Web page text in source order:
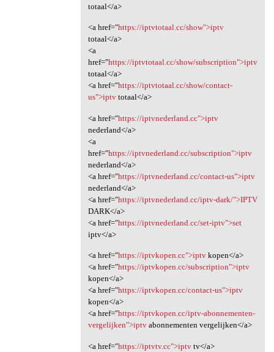
totaal</a>
<a href="https://iptvtotaal.cc/show">iptv
totaal</a>
<a
href="https://iptvtotaal.cc/show/subscription">iptv
totaal</a>
<a href="https://iptvtotaal.cc/show/contact-
us">iptvtotaal</a>
<a href="https://iptvnederland.cc">iptv
nederland</a>
<a
href="https://iptvnederland.cc/subscription">iptv
nederland</a>
<a href="https://iptvnederland.cc/contact-us">iptv
nederland</a>
<a href="https://iptvnederland.cc/iptv-dark/">IPTV
DARK</a>
<a href="https://iptvnederland.cc/set-iptv">set
iptv</a>
<a href="https://iptvkopen.cc">iptvkopen</a>
<a href="https://iptvkopen.cc/subscription">iptv
kopen</a>
<a href="https://iptvkopen.cc/contact-us">iptv
kopen</a>
<a href="https://iptvkopen.cc/iptv-abonnementen-
vergelijken">iptvabonnementen vergelijken</a>
<a href="https://iptvtv.cc">iptvtv</a>